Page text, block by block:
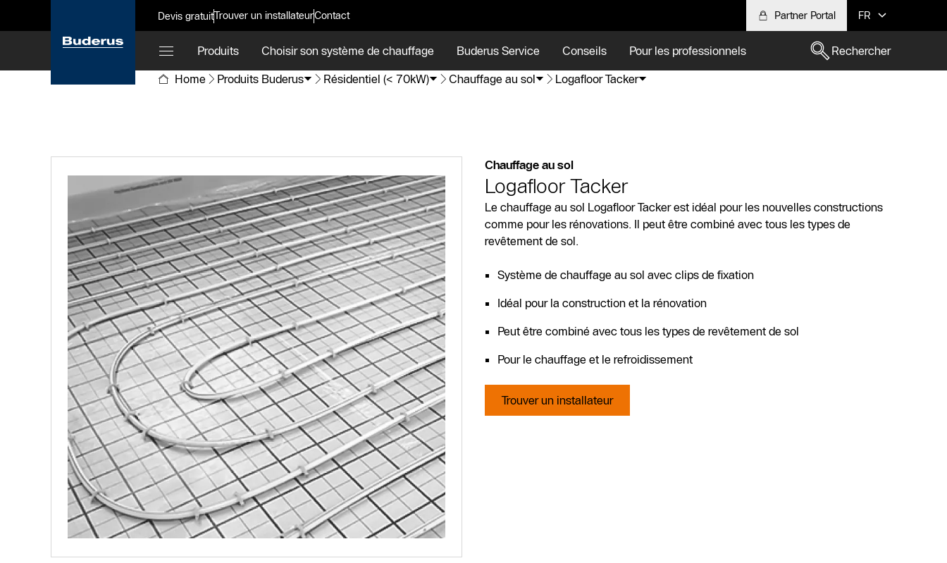
Devis gratuitTrouver un installateurContact Partner Portal FR
Produits Choisir son système de chauffage Buderus Service Conseils Pour les professionnels
Rechercher
Home
Produits Buderus Résidentiel (< 70kW) Chauffage au sol Logafloor Tacker
Chauffage au sol
Logafloor Tacker
Le chauffage au sol Logafloor Tacker est idéal pour les nouvelles constructions
comme pour les rénovations. Il peut être combiné avec tous les types de
revêtement de sol.
Système de chauffage au sol avec clips de fixation
Idéal pour la construction et la rénovation
Peut être combiné avec tous les types de revêtement de sol
Pour le chauffage et le refroidissement
Trouver un installateur